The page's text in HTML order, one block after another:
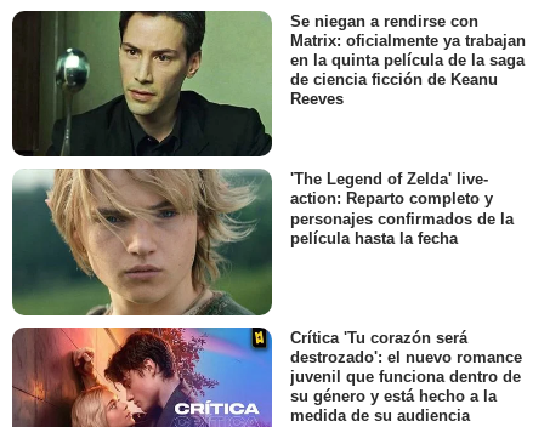
Se niegan a rendirse con
Matrix: oficialmente ya trabajan
en la quinta película de la saga
de ciencia ficción de Keanu
Reeves
'The Legend of Zelda' live-
action: Reparto completo y
personajes confirmados de la
película hasta la fecha
Crítica 'Tu corazón será
destrozado': el nuevo romance
juvenil que funciona dentro de
su género y está hecho a la
medida de su audiencia